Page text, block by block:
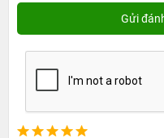
nó trở nên cứng cáp hơn,
2. MacBook Air MJVE2 cũ
tiện hóa các cổng cắm